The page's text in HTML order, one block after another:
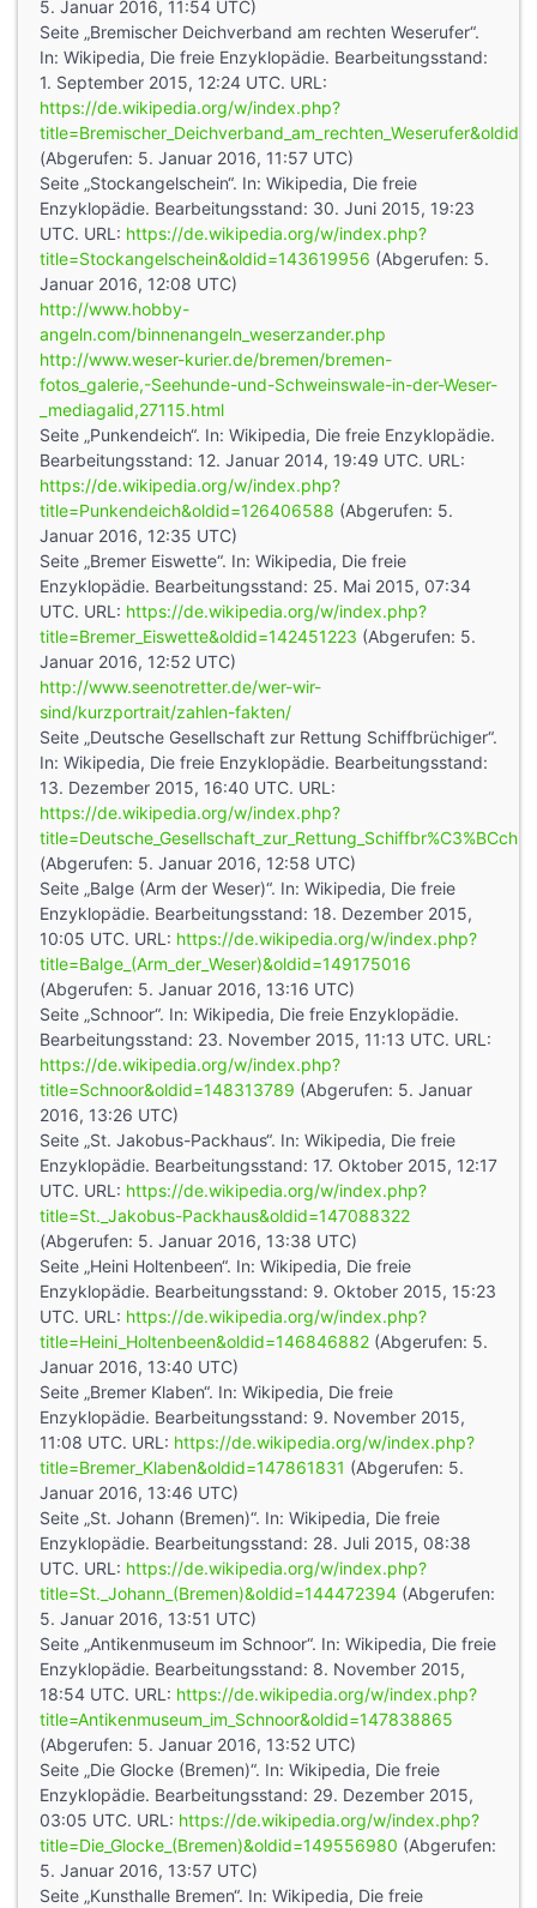
5. Januar 2016, 11:54 UTC)
Seite „Bremischer Deichverband am rechten Weserufer“.
In: Wikipedia, Die freie Enzyklopädie. Bearbeitungsstand:
1. September 2015, 12:24 UTC. URL:
https://de.wikipedia.org/w/index.php?
(Abgerufen: 5. Januar 2016, 11:57 UTC)
Seite „Stockangelschein“. In: Wikipedia, Die freie
Enzyklopädie. Bearbeitungsstand: 30. Juni 2015, 19:23
UTC. URL: https://de.wikipedia.org/w/index.php?
title=Stockangelschein&oldid=143619956 (Abgerufen: 5.
Januar 2016, 12:08 UTC)
http://www.hobby-
angeln.com/binnenangeln_weserzander.php
http://www.weser-kurier.de/bremen/bremen-
fotos_galerie,-Seehunde-und-Schweinswale-in-der-Weser-
_mediagalid,27115.html
Seite „Punkendeich“. In: Wikipedia, Die freie Enzyklopädie.
Bearbeitungsstand: 12. Januar 2014, 19:49 UTC. URL:
https://de.wikipedia.org/w/index.php?
title=Punkendeich&oldid=126406588 (Abgerufen: 5.
Januar 2016, 12:35 UTC)
Seite „Bremer Eiswette“. In: Wikipedia, Die freie
Enzyklopädie. Bearbeitungsstand: 25. Mai 2015, 07:34
UTC. URL: https://de.wikipedia.org/w/index.php?
title=Bremer_Eiswette&oldid=142451223 (Abgerufen: 5.
Januar 2016, 12:52 UTC)
http://www.seenotretter.de/wer-wir-
sind/kurzportrait/zahlen-fakten/
Seite „Deutsche Gesellschaft zur Rettung Schiffbrüchiger“.
In: Wikipedia, Die freie Enzyklopädie. Bearbeitungsstand:
13. Dezember 2015, 16:40 UTC. URL:
https://de.wikipedia.org/w/index.php?
(Abgerufen: 5. Januar 2016, 12:58 UTC)
Seite „Balge (Arm der Weser)“. In: Wikipedia, Die freie
Enzyklopädie. Bearbeitungsstand: 18. Dezember 2015,
10:05 UTC. URL: https://de.wikipedia.org/w/index.php?
title=Balge_(Arm_der_Weser)&oldid=149175016
(Abgerufen: 5. Januar 2016, 13:16 UTC)
Seite „Schnoor“. In: Wikipedia, Die freie Enzyklopädie.
Bearbeitungsstand: 23. November 2015, 11:13 UTC. URL:
https://de.wikipedia.org/w/index.php?
title=Schnoor&oldid=148313789 (Abgerufen: 5. Januar
2016, 13:26 UTC)
Seite „St. Jakobus-Packhaus“. In: Wikipedia, Die freie
Enzyklopädie. Bearbeitungsstand: 17. Oktober 2015, 12:17
UTC. URL: https://de.wikipedia.org/w/index.php?
title=St._Jakobus-Packhaus&oldid=147088322
(Abgerufen: 5. Januar 2016, 13:38 UTC)
Seite „Heini Holtenbeen“. In: Wikipedia, Die freie
Enzyklopädie. Bearbeitungsstand: 9. Oktober 2015, 15:23
UTC. URL: https://de.wikipedia.org/w/index.php?
title=Heini_Holtenbeen&oldid=146846882 (Abgerufen: 5.
Januar 2016, 13:40 UTC)
Seite „Bremer Klaben“. In: Wikipedia, Die freie
Enzyklopädie. Bearbeitungsstand: 9. November 2015,
11:08 UTC. URL: https://de.wikipedia.org/w/index.php?
title=Bremer_Klaben&oldid=147861831 (Abgerufen: 5.
Januar 2016, 13:46 UTC)
Seite „St. Johann (Bremen)“. In: Wikipedia, Die freie
Enzyklopädie. Bearbeitungsstand: 28. Juli 2015, 08:38
UTC. URL: https://de.wikipedia.org/w/index.php?
title=St._Johann_(Bremen)&oldid=144472394 (Abgerufen:
5. Januar 2016, 13:51 UTC)
Seite „Antikenmuseum im Schnoor“. In: Wikipedia, Die freie
Enzyklopädie. Bearbeitungsstand: 8. November 2015,
18:54 UTC. URL: https://de.wikipedia.org/w/index.php?
title=Antikenmuseum_im_Schnoor&oldid=147838865
(Abgerufen: 5. Januar 2016, 13:52 UTC)
Seite „Die Glocke (Bremen)“. In: Wikipedia, Die freie
Enzyklopädie. Bearbeitungsstand: 29. Dezember 2015,
03:05 UTC. URL: https://de.wikipedia.org/w/index.php?
title=Die_Glocke_(Bremen)&oldid=149556980 (Abgerufen:
5. Januar 2016, 13:57 UTC)
Seite „Kunsthalle Bremen“. In: Wikipedia, Die freie